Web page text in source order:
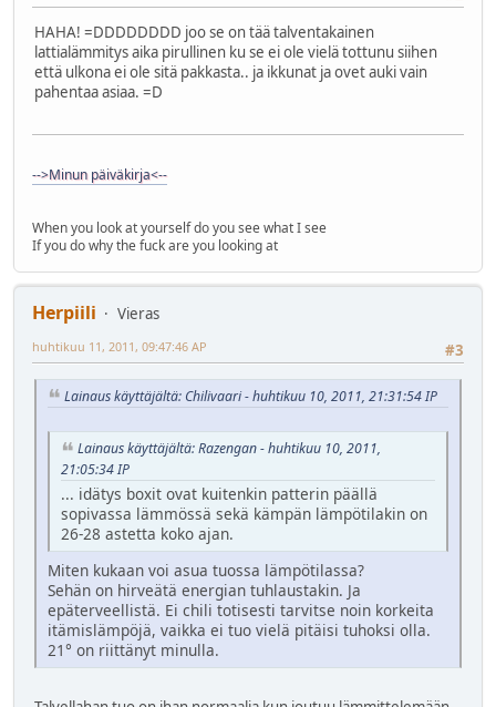
HAHA! =DDDDDDDD joo se on tää talventakainen
lattialämmitys aika pirullinen ku se ei ole vielä tottunu siihen
että ulkona ei ole sitä pakkasta.. ja ikkunat ja ovet auki vain
pahentaa asiaa. =D
-->Minun päiväkirja<--
When you look at yourself do you see what I see
If you do why the fuck are you looking at
Herpiili
Vieras
#3
huhtikuu 11, 2011, 09:47:46 AP
Lainaus käyttäjältä: Chilivaari - huhtikuu 10, 2011, 21:31:54 IP
Lainaus käyttäjältä: Razengan - huhtikuu 10, 2011,
21:05:34 IP
... idätys boxit ovat kuitenkin patterin päällä
sopivassa lämmössä sekä kämpän lämpötilakin on
26-28 astetta koko ajan.
Miten kukaan voi asua tuossa lämpötilassa?
Sehän on hirveätä energian tuhlaustakin. Ja
epäterveellistä. Ei chili totisesti tarvitse noin korkeita
itämislämpöjä, vaikka ei tuo vielä pitäisi tuhoksi olla.
21° on riittänyt minulla.